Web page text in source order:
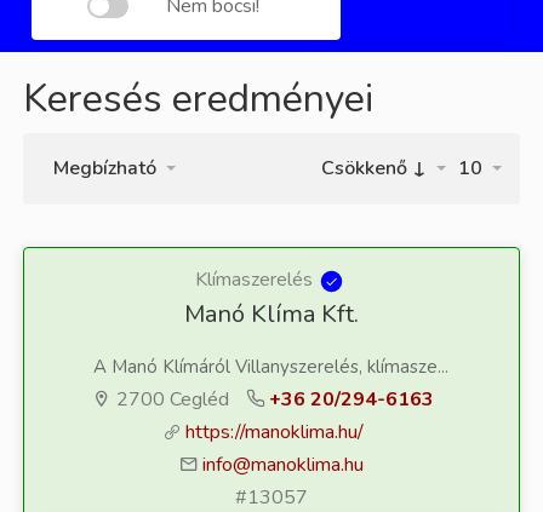
Nem bocsi!
Keresés eredményei
10
Megbízható Csökkenő ↓
Klímaszerelés
Manó Klíma Kft.
A Manó Klímáról Villanyszerelés, klímasze...
2700 Cegléd
+36 20/294-6163
https://manoklima.hu/
info@manoklima.hu
#13057